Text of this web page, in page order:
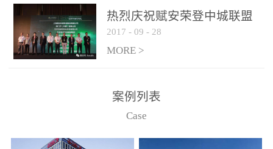
和监控端两大部分组成。
两者之间通过以太网相
联，一台监控主机最多可
从监控主机上获取，最多
只能接6台，超过的需从现
热烈庆祝赋安荣登中城联盟
联合采购战略合作平台
2017 - 09 - 28
MORE >
案例列表
Case